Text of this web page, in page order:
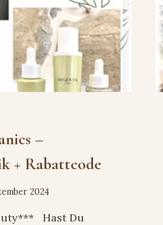
–
+ Rabattcode
2024
Hast Du